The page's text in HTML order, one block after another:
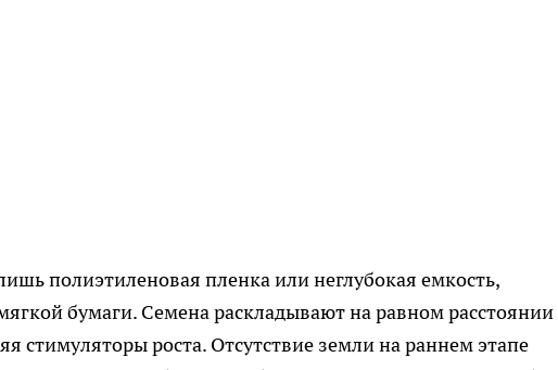
полиэтиленовая пленка или неглубокая емкость,
бумаги. Семена раскладывают на равном расстоянии
стимуляторы роста. Отсутствие земли на раннем этапе